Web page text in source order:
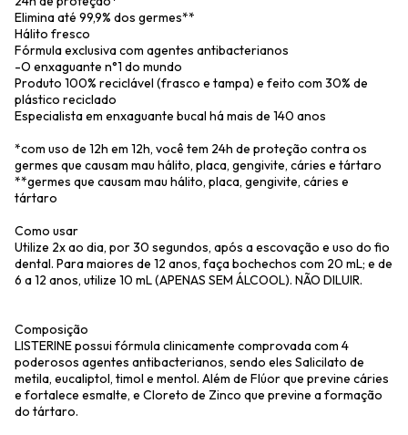
Elimina até 99,9% dos germes**
Hálito fresco
Fórmula exclusiva com agentes antibacterianos
-O enxaguante n°1 do mundo
Produto 100% reciclável (frasco e tampa) e feito com 30% de
plástico reciclado
Especialista em enxaguante bucal há mais de 140 anos
*com uso de 12h em 12h, você tem 24h de proteção contra os
germes que causam mau hálito, placa, gengivite, cáries e tártaro
**germes que causam mau hálito, placa, gengivite, cáries e
tártaro
Como usar
Utilize 2x ao dia, por 30 segundos, após a escovação e uso do fio
dental. Para maiores de 12 anos, faça bochechos com 20 mL; e de
6 a 12 anos, utilize 10 mL (APENAS SEM ÁLCOOL). NÃO DILUIR.
Composição
LISTERINE possui fórmula clinicamente comprovada com 4
poderosos agentes antibacterianos, sendo eles Salicilato de
metila, eucaliptol, timol e mentol. Além de Flúor que previne cáries
e fortalece esmalte, e Cloreto de Zinco que previne a formação
do tártaro.